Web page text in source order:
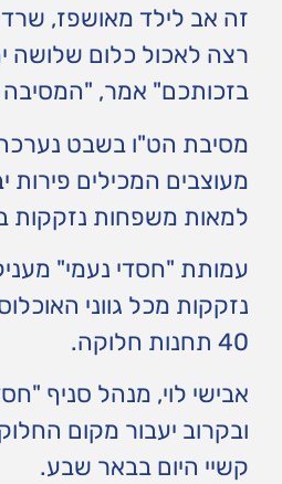
זה אב לילד מאושפז,
רצה לאכול כלום שלושה
בזכותכם" אמר, "המסיבה
מסיבת הט"ו בשבט
מעוצבים המכילים פירות
למאות משפחות נזקקות
עמותת "חסדי נעמי"
נזקקות מכל גווני
40 תחנות חלוקה.
אבישי לוי, מנהל סניף
ובקרוב יעבור מקום
קשיי היום בבאר שבע.